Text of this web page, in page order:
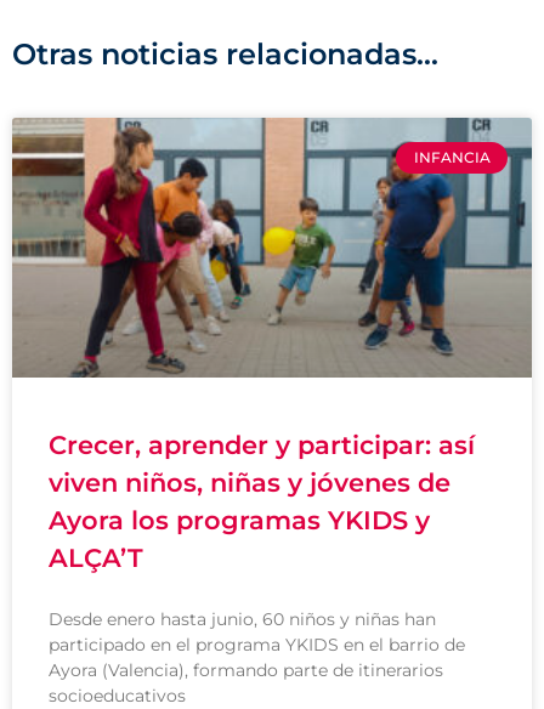
Otras noticias relacionadas...
INFANCIA
Crecer, aprender y participar: así
viven niños, niñas y jóvenes de
Ayora los programas YKIDS y
ALÇA’T
Desde enero hasta junio, 60 niños y niñas han
participado en el programa YKIDS en el barrio de
Ayora (Valencia), formando parte de itinerarios
socioeducativos